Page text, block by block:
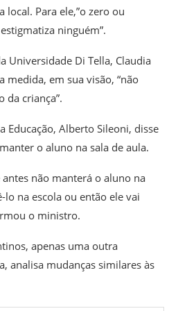
local. Para ele,”o zero ou
ninguém”.
Universidade Di Tella, Claudia
medida, em sua visão, “não
da criança”.
Educação, Alberto Sileoni, disse
o aluno na sala de aula.
não manterá o aluno na
lo na escola ou então ele vai
o ministro.
apenas uma outra
analisa mudanças similares às